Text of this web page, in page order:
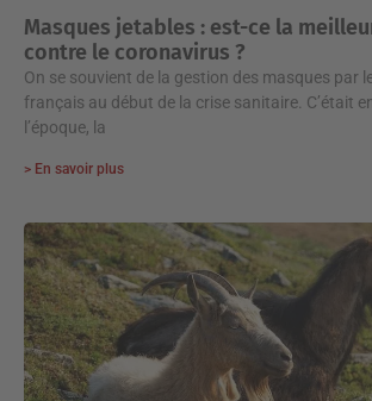
Masques jetables : est-ce la
contre le coronavirus ?
On se souvient de la gestion des masques par
français au début de la crise sanitaire. C’était
l’époque, la
> En savoir plus